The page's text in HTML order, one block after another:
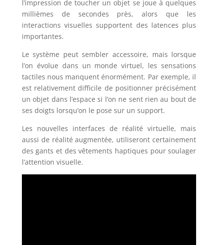
l’impression de toucher un objet se joue à quelques
millièmes de secondes près, alors que les
interactions visuelles supportent des latences plus
importantes.
Le système peut sembler accessoire, mais lorsque
l’on évolue dans un monde virtuel, les sensations
tactiles nous manquent énormément. Par exemple, il
est relativement difficile de positionner précisément
un objet dans l’espace si l’on ne sent rien au bout de
ses doigts lorsqu’on le pose sur un support.
Les nouvelles interfaces de réalité virtuelle, mais
aussi de réalité augmentée, utiliseront certainement
des gants et des vêtements haptiques pour soulager
l’attention visuelle.